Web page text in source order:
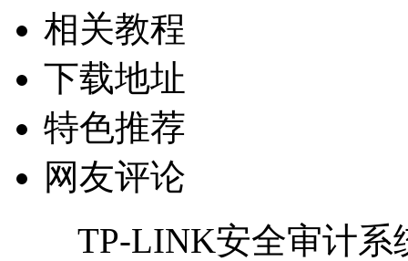
相关教程
下载地址
特色推荐
网友评论
TP-LINK安全审计系